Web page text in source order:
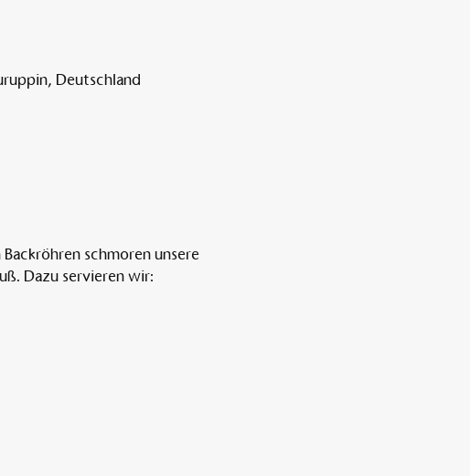
Deutschland
schmoren unsere
Dazu servieren wir: